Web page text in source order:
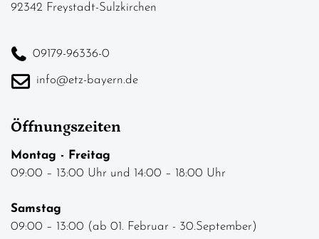
92342 Freystadt-Sulzkirchen
09179-96336-0
info@etz-bayern.de
Öffnungszeiten
Montag - Freitag
09:00 – 13:00 Uhr und 14:00 – 18:00 Uhr
Samstag
09:00 – 13:00 (ab 01. Februar - 30.September)